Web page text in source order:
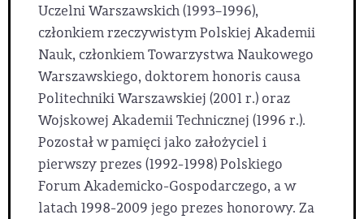
Uczelni Warszawskich (1993–1996),
członkiem rzeczywistym Polskiej Akademii
Nauk, członkiem Towarzystwa Naukowego
Warszawskiego, doktorem honoris causa
Politechniki Warszawskiej (2001 r.) oraz
Wojskowej Akademii Technicznej (1996 r.).
Pozostał w pamięci jako założyciel i
pierwszy prezes (1992-1998) Polskiego
Forum Akademicko-Gospodarczego, a w
latach 1998-2009 jego prezes honorowy. Za